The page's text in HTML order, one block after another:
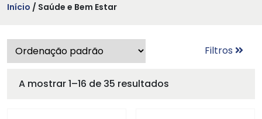
Início / Saúde e Bem Estar
Filtros
A mostrar 1–16 de 35 resultados